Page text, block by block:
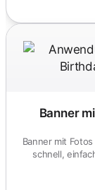
Banner
Banner mit
schnell,